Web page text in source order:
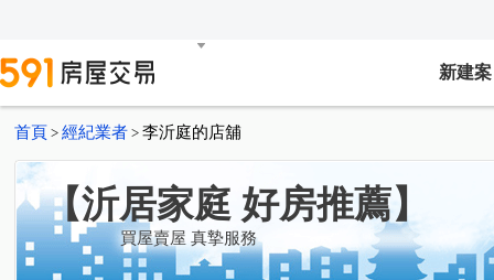
新建案
首頁 > 經紀業者 > 李沂庭的店舖
【沂居家庭 好房推薦】
買屋賣屋 真摯服務